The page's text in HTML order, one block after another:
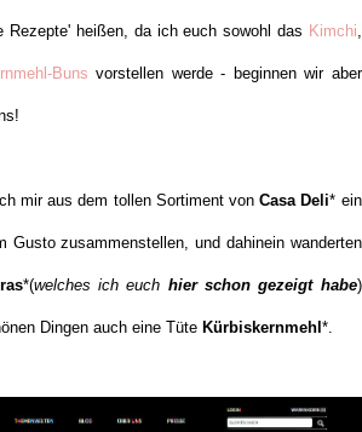
Rezepte' heißen, da ich euch sowohl das Kimchi,
Buns vorstellen werde - beginnen wir aber
mir aus dem tollen Sortiment vonCasa Deli* ein
Gusto zusammenstellen, und dahinein wanderten
*(welches ich euch hier schon gezeigt habe)
Dingen auch eine Tüte Kürbiskernmehl*.